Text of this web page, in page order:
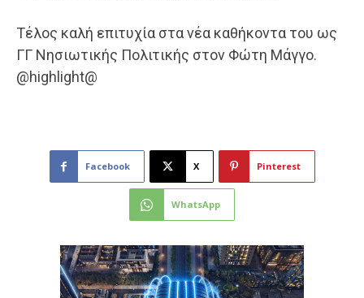
Τέλος καλή επιτυχία στα νέα καθήκοντα του ως
ΓΓ Νησιωτικής Πολιτικής στον Φώτη Μάγγο.
@highlight@
Facebook X Pinterest
WhatsApp